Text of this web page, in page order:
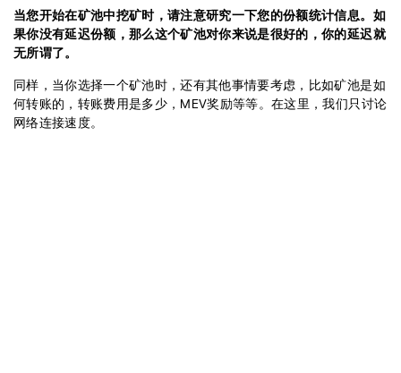
当您开始在矿池中挖矿时，请注意研究一下您的份额统计信息。如
果你没有延迟份额，那么这个矿池对你来说是很好的，你的延迟就
无所谓了。
同样，当你选择一个矿池时，还有其他事情要考虑，比如矿池是如
何转账的，转账费用是多少，MEV奖励等等。在这里，我们只讨论
网络连接速度。